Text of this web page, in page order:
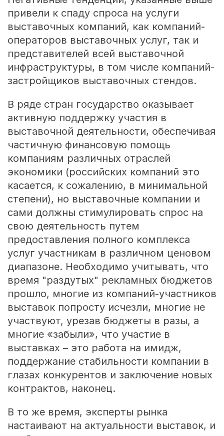
привели к спаду спроса на услуги
выставочных компаний, как компаний-
операторов выставочных услуг, так и
представителей всей выставочной
инфраструктуры, в том числе компаний-
застройщиков выставочных стендов.
В ряде стран государство оказывает
активную поддержку участия в
выставочной деятельности, обеспечивая
частичную финансовую помощь
компаниям различных отраслей
экономики (российских компаний это
касается, к сожалению, в минимальной
степени), но выставочные компании и
сами должны стимулировать спрос на
свою деятельность путем
предоставления полного комплекса
услуг участникам в различном ценовом
диапазоне. Необходимо учитывать, что
время "раздутых" рекламных бюджетов
прошло, многие из компаний-участников
выставок попросту исчезли, многие не
участвуют, урезав бюджеты в разы, а
многие «забыли», что участие в
выставках – это работа на имидж,
поддержание стабильности компании в
глазах конкурентов и заключение новых
контрактов, наконец.
В то же время, эксперты рынка
настаивают на актуальности выставок, и